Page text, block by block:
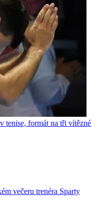
tenise, formát na tři vítězné
večeru trenéra Sparty